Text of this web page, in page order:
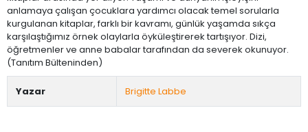
anlamaya çalışan çocuklara yardımcı olacak temel sorularla
kurgulanan kitaplar, farklı bir kavramı, günlük yaşamda sıkça
karşılaştığımız örnek olaylarla öyküleştirerek tartışıyor. Dizi,
öğretmenler ve anne babalar tarafından da severek okunuyor.
(Tanıtım Bülteninden)
Yazar Brigitte Labbe